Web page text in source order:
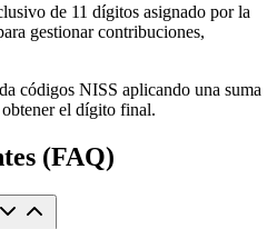
de 11 dígitos asignado por la
gestionar contribuciones,
códigos NISS aplicando una suma
el dígito final.
(FAQ)